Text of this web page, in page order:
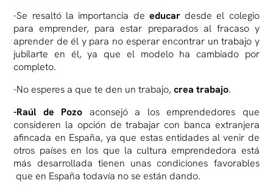
-Se resaltó la importancia de educardesde el colegio
para emprender, para estar preparados al fracaso y
aprender de él y para no esperar encontrar un trabajo y
jubilarte en él, ya que el modelo ha cambiado por
completo.
-No esperes a que te den un trabajo, crea trabajo.
-Raúl de Pozo aconsejó a los emprendedores que
consideren la opción de trabajar con banca extranjera
afincada en España, ya que estas entidades al venir de
otros países en los que la cultura emprendedora está
más desarrollada tienen unas condiciones favorables
que en España todavía no se están dando.